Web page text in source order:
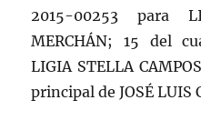
2015-00253 para
MERCHÁN; 15 del
LIGIA STELLA
principal de JOSÉ LUIS